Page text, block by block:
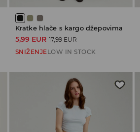
Kratke hlače s kargo džepovima
5,99 EUR 17,99 EUR
SNIŽENJELOW IN STOCK